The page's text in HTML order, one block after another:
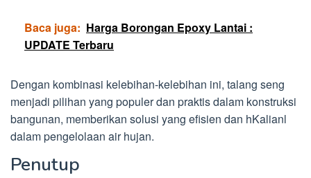
Baca juga: Harga Borongan Epoxy Lantai :
UPDATE Terbaru
Dengan kombinasi kelebihan-kelebihan ini, talang seng
menjadi pilihan yang populer dan praktis dalam konstruksi
bangunan, memberikan solusi yang efisien dan hKalianl
dalam pengelolaan air hujan.
Penutup